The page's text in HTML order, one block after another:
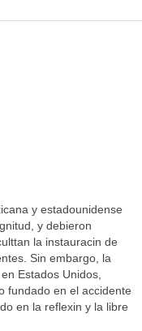
y estadounidense
y debieron
la instauracin de
Sin embargo, la
Estados Unidos,
fundado en el accidente
en la reflexin y la libre